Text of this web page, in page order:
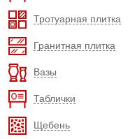
Тротуарная плитка
Гранитная плитка
Вазы
Таблички
Щебень